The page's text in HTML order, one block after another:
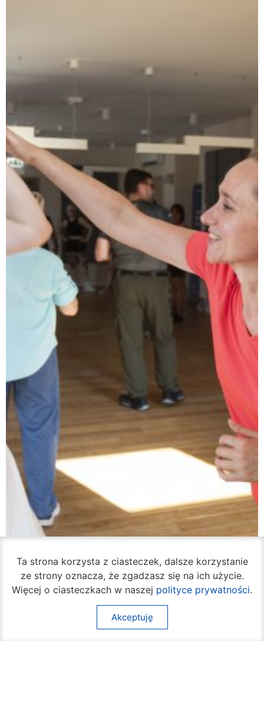
Ruszył cykl bezpłatnych warsztatów
samoobrony dla mieszkanek Radomia
Ta strona korzysta z ciasteczek, dalsze korzystanie
ze strony oznacza, że zgadzasz się na ich użycie.
Więcej o ciasteczkach w naszej polityce prywatności.
Akceptuję